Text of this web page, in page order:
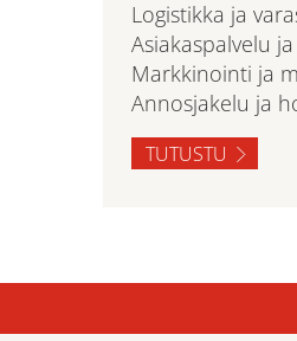
Logistikka ja
Asiakaspalvelu
Markkinointi ja
Annosjakelu ja
TUTUSTU